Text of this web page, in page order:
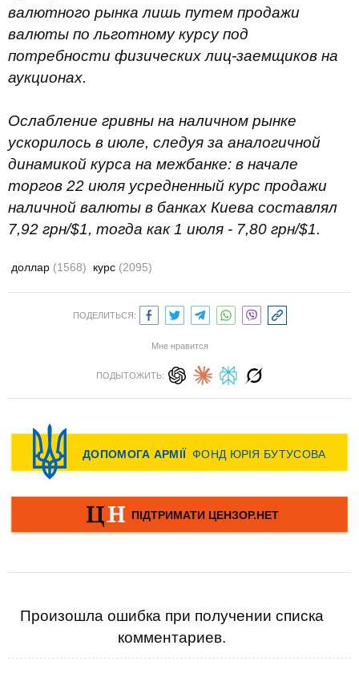
валютного рынка лишь путем продажи
валюты по льготному курсу под
потребности физических лиц-заемщиков на
аукционах.
Ослабление гривны на наличном рынке
ускорилось в июле, следуя за аналогичной
динамикой курса на межбанке: в начале
торгов 22 июля усредненный курс продажи
наличной валюты в банках Киева составлял
7,92 грн/$1, тогда как 1 июля - 7,80 грн/$1.
доллар (1568) курс (2095)
ПОДЕЛИТЬСЯ:
Мне нравится
ПОДЫТОЖИТЬ:
Произошла ошибка при получении списка
комментариев.